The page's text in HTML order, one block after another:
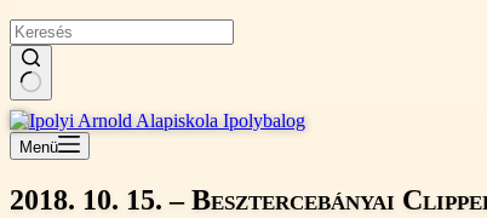
Nincs
találat
Menü
2018. 10. 15. – Besztercebányai